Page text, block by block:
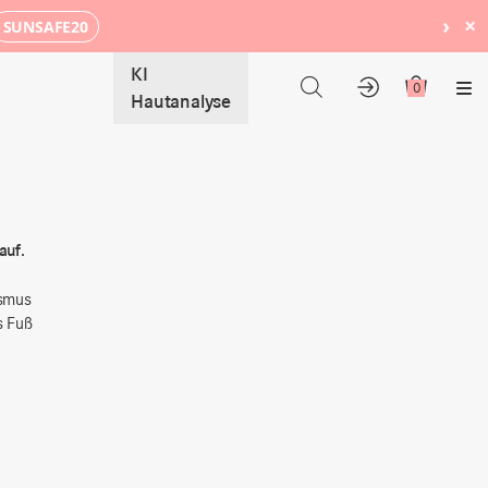
SUNSAFE20 ×
›
KI
Hautanalyse
0
Fuß